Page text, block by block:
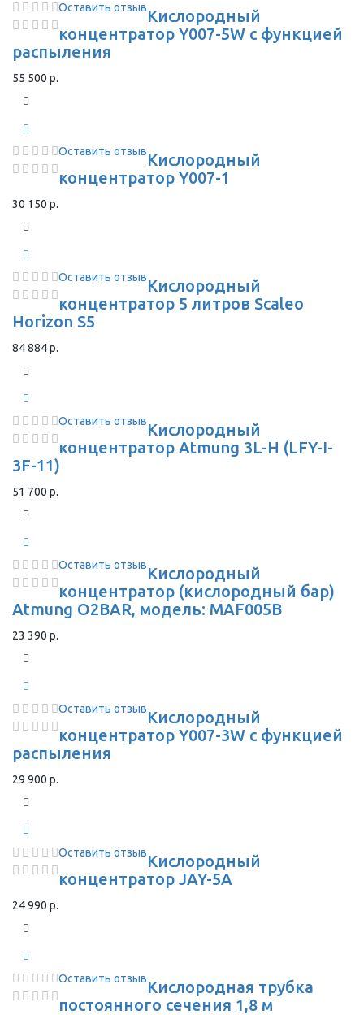
Оставить отзывКислородный
концентратор Y007-5W с функцией
распыления
55 500 р.
Оставить отзывКислородный
концентратор Y007-1
30 150 р.
Оставить отзывКислородный
концентратор 5 литров Scaleo
Horizon S5
84 884 р.
Оставить отзывКислородный
концентратор Atmung 3L-H (LFY-I-
3F-11)
51 700 р.
Оставить отзывКислородный
концентратор (кислородный бар)
Atmung O2BAR, модель: MAF005B
23 390 р.
Оставить отзывКислородный
концентратор Y007-3W с функцией
распыления
29 900 р.
Оставить отзывКислородный
концентратор JAY-5A
24 990 р.
Оставить отзывКислородная трубка
постоянного сечения 1,8 м